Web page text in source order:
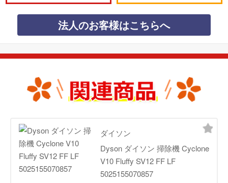
法人のお客様はこちらへ
ダイソン
Dyson ダイソン 掃除機 Cyclone
V10 Fluffy SV12 FF LF
5025155070857